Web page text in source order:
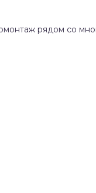
рядом со